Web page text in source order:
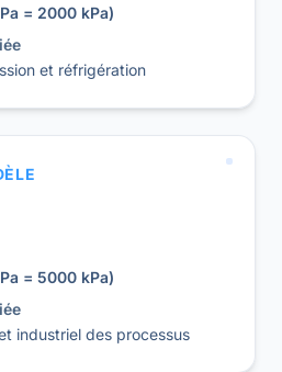
= 2000 kPa)
et réfrigération
= 5000 kPa)
industriel des processus